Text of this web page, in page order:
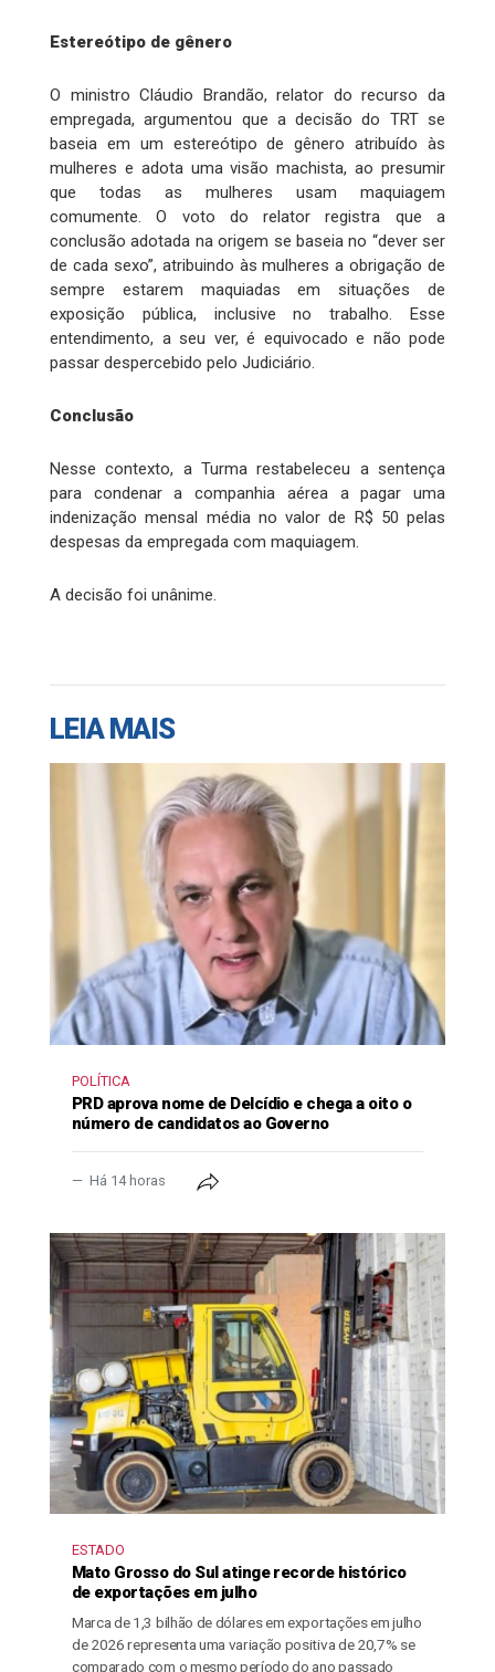
Estereótipo de gênero
O ministro Cláudio Brandão, relator do recurso da
empregada, argumentou que a decisão do TRT se
baseia em um estereótipo de gênero atribuído às
mulheres e adota uma visão machista, ao presumir
que todas as mulheres usam maquiagem
comumente. O voto do relator registra que a
conclusão adotada na origem se baseia no “dever ser
de cada sexo”, atribuindo às mulheres a obrigação de
sempre estarem maquiadas em situações de
exposição pública, inclusive no trabalho. Esse
entendimento, a seu ver, é equivocado e não pode
passar despercebido pelo Judiciário.
Conclusão
Nesse contexto, a Turma restabeleceu a sentença
para condenar a companhia aérea a pagar uma
indenização mensal média no valor de R$ 50 pelas
despesas da empregada com maquiagem.
A decisão foi unânime.
LEIA MAIS
POLÍTICA
PRD aprova nome de Delcídio e chega a oito o
número de candidatos ao Governo
Há 14 horas
ESTADO
Mato Grosso do Sul atinge recorde histórico
de exportações em julho
Marca de 1,3 bilhão de dólares em exportações em julho
de 2026 representa uma variação positiva de 20,7% se
comparado com o mesmo período do ano passado